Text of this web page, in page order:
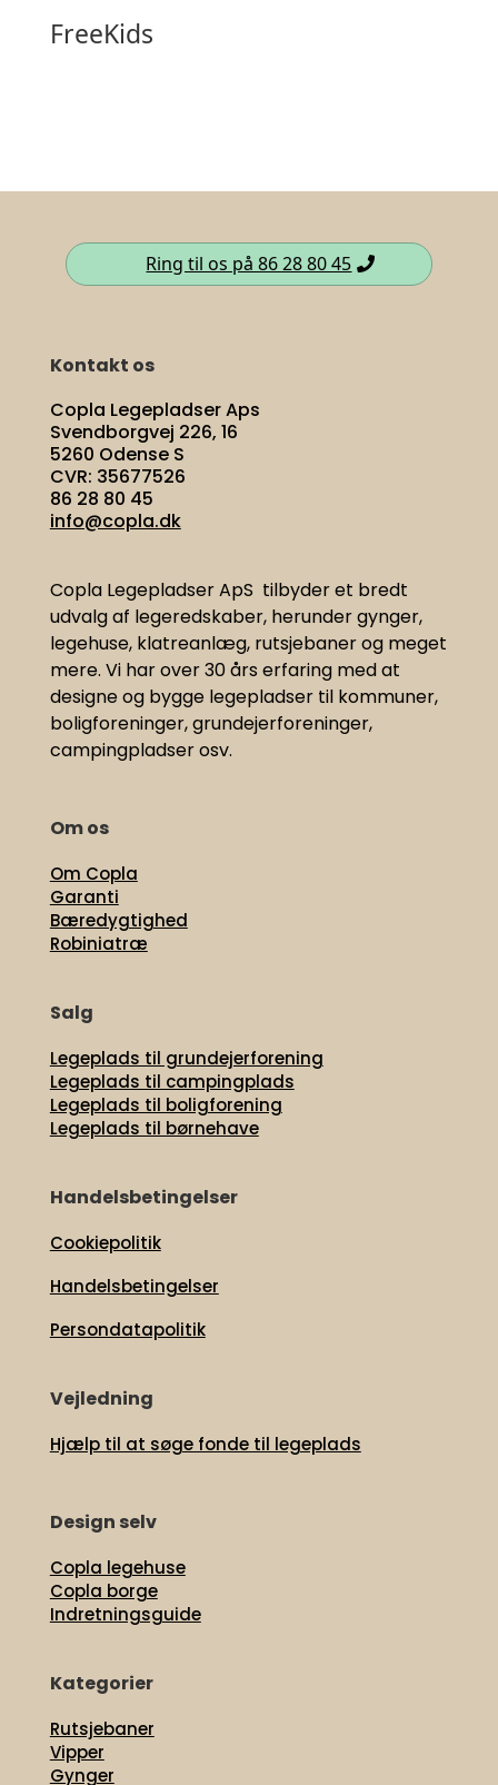
FreeKids
Ring til os på 86 28 80 45
Kontakt os
Copla Legepladser Aps
Svendborgvej 226, 16
5260 Odense S
CVR: 35677526
86 28 80 45
info@copla.dk
Copla Legepladser ApS tilbyder et bredt
udvalg af legeredskaber, herunder gynger,
legehuse, klatreanlæg, rutsjebaner og meget
mere. Vi harover 30 års erfaring med at
designe og bygge legepladser til kommuner,
boligforeninger, grundejerforeninger,
campingpladser osv.
Om os
Om Copla
Garanti
Bæredygtighed
Robiniatræ
Salg
Legeplads til grundejerforening
Legeplads til campingplads
Legeplads til boligforening
Legeplads til børnehave
Handelsbetingelser
Cookiepolitik
Handelsbetingelser
Persondatapolitik
Vejledning
Hjælp til at søge fonde til legeplads
Design selv
Copla legehuse
Copla borge
Indretningsguide
Kategorier
Rutsjebaner
Vipper
Gynger